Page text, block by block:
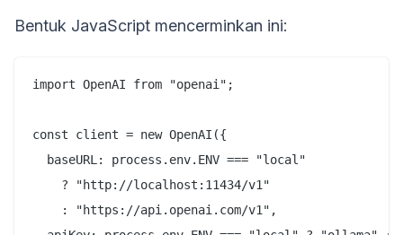
Bentuk JavaScript mencerminkan ini:
import OpenAI from "openai";
const client = new OpenAI({
  baseURL: process.env.ENV === "local"
    ? "http://localhost:11434/v1"
    : "https://api.openai.com/v1",